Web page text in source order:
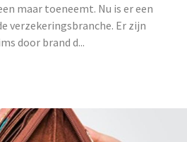
maar toeneemt. Nu is er een
verzekeringsbranche. Er zijn
door brand d...